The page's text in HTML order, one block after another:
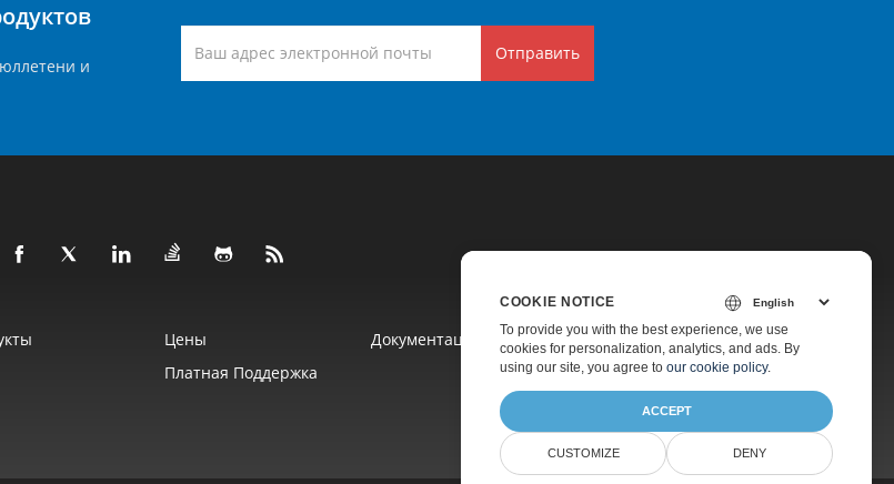
и
Отправить
Цены
Документация
Платная Поддержка
COOKIE NOTICE
To provide you with the best experience, we use
cookies for personalization, analytics, and ads. By
using our site, you agree to our cookie policy.
ACCEPT
CUSTOMIZE DENY